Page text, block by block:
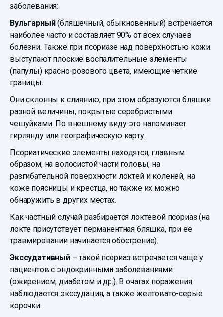
заболевания:
Вульгарный(бляшечный, обыкновенный) встречается
наиболее часто и составляет 90% от всех случаев
болезни. Также при псориазе над поверхностью кожи
выступают плоские воспалительные элементы
(папулы) красно-розового цвета, имеющие четкие
границы.
Они склонны к слиянию, при этом образуются бляшки
разной величины, покрытые серебристыми
чешуйками. По внешнему виду это напоминает
гирлянду или географическую карту.
Псориатические элементы находятся, главным
образом, на волосистой части головы, на
разгибательной поверхности локтей и коленей, на
коже поясницы и крестца, но также их можно
обнаружить в других местах.
Как частный случай разбирается локтевой псориаз (на
локте присутствует перманентная бляшка, при ее
травмировании начинается обострение).
Экссудативный– такой псориаз встречается чаще у
пациентов с эндокринными заболеваниями
(ожирением, диабетом и др.). В очагах поражения
наблюдается экссудация, а также желтовато-серые
корочки.